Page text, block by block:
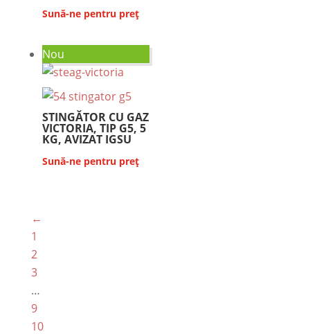
Sună-ne pentru preț
Nou
STINGĂTOR CU GAZ
VICTORIA, TIP G5, 5
KG, AVIZAT IGSU
Sună-ne pentru preț
←
1
2
3
…
9
10